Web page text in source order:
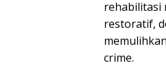
rehabilitasi
restoratif,
crime.